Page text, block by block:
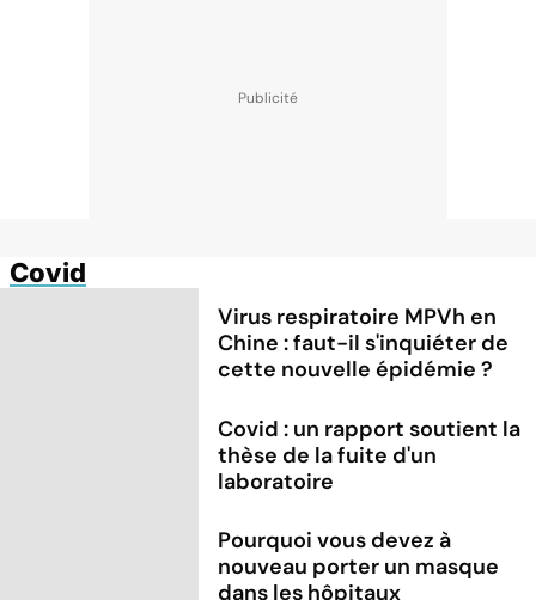
Covid
Virus respiratoire MPVh en
Chine : faut-il s'inquiéter de
cette nouvelle épidémie ?
Covid : un rapport soutient la
thèse de la fuite d'un
laboratoire
Pourquoi vous devez à
nouveau porter un masque
dans les hôpitaux